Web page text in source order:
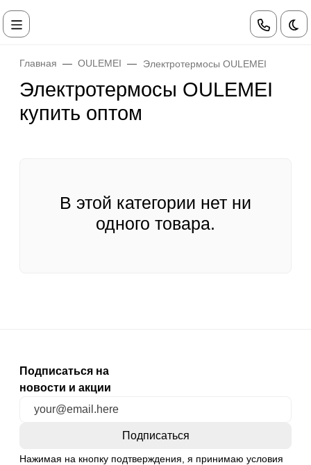
Главная OULEMEI Электротермосы OULEMEI
Электротермосы OULEMEI
купить оптом
В этой категории нет ни
одного товара.
Подписаться на
новости и акции
Нажимая на кнопку подтверждения, я принимаю условия